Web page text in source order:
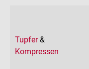
Tupfer&
Kompressen